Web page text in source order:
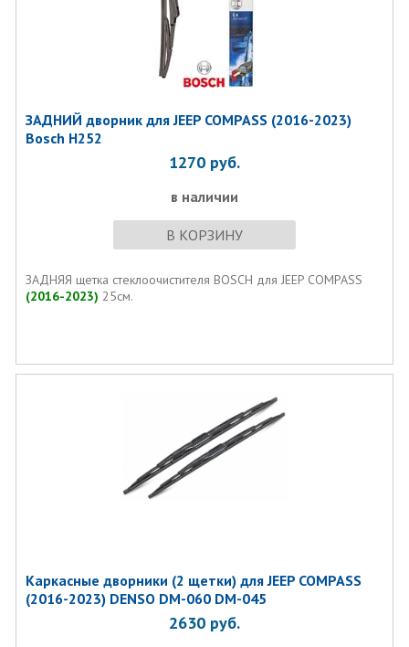
ЗАДНИЙ дворник для JEEP COMPASS (2016-2023)
Bosch H252
1270 руб.
в наличии
В КОРЗИНУ
ЗАДНЯЯ щетка стеклоочистителя BOSCH для JEEP COMPASS
(2016-2023) 25см.
Каркасные дворники (2 щетки) для JEEP COMPASS
(2016-2023) DENSO DM-060 DM-045
2630 руб.